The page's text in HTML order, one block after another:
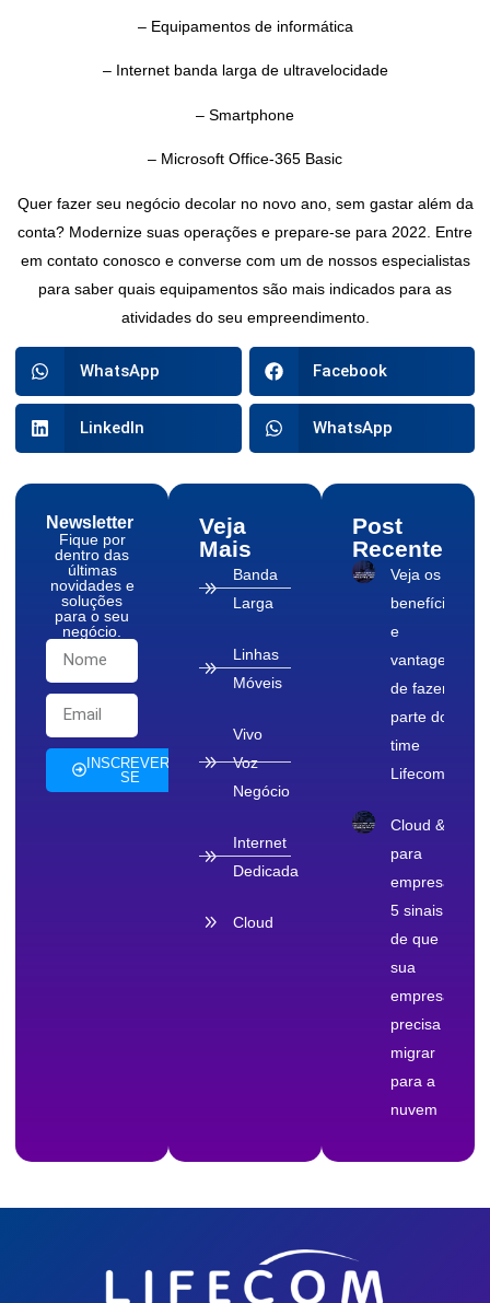
– Equipamentos de informática
– Internet banda larga de ultravelocidade
– Smartphone
– Microsoft Office-365 Basic
Quer fazer seu negócio decolar no novo ano, sem gastar além da
conta? Modernize suas operações e prepare-se para 2022. Entre
em contato conosco e converse com um de nossos especialistas
para saber quais equipamentos são mais indicados para as
atividades do seu empreendimento.
WhatsApp Facebook
LinkedIn WhatsApp
Newsletter
Fique por
dentro das
últimas
novidades e
soluções
para o seu
negócio.
INSCREVER-
SE
Veja
Mais
Banda
Larga
Linhas
Móveis
Vivo
Voz
Negócio
Internet
Dedicada
Cloud
Post
Recente
Veja os
benefícios
e
vantagens
de fazer
parte do
time
Lifecom
Cloud & TI
para
empresas:
5 sinais
de que
sua
empresa
precisa
migrar
para a
nuvem